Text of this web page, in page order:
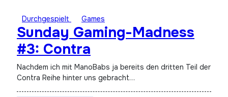
Durchgespielt Games
Sunday Gaming-Madness
#3: Contra
Nachdem ich mit ManoBabs ja bereits den dritten Teil der
Contra Reihe hinter uns gebracht…